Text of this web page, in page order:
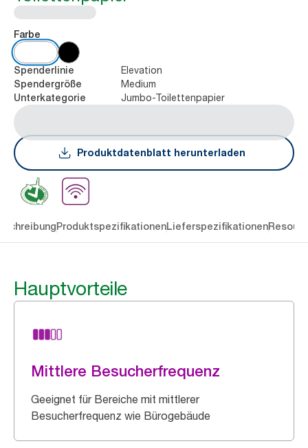
Farbe
Spenderlinie Elevation
Spendergröße Medium
Unterkategorie Jumbo-Toilettenpapier
Produktdatenblatt herunterladen
ProduktspezifikationenLieferspezifikationen
Hauptvorteile
Mittlere Besucherfrequenz
Geeignet für Bereiche mit mittlerer
Besucherfrequenz wie Bürogebäude